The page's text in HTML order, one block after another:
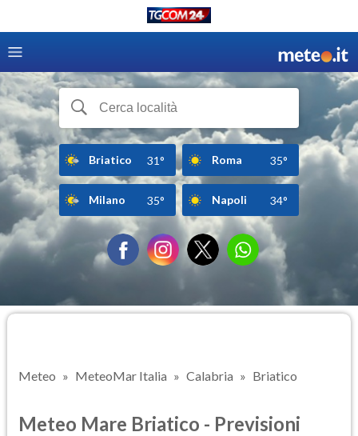
Briatico 31° Roma 35°
Milano 35° Napoli 34°
Meteo MeteoMar Italia Calabria Briatico
Meteo Mare Briatico - Previsioni